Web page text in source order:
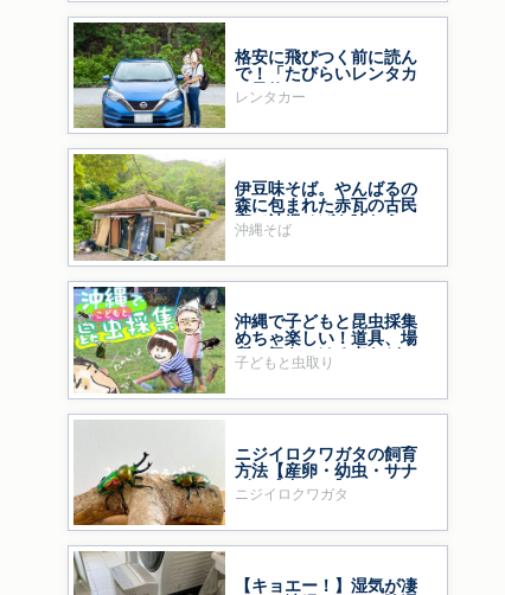
格安に飛びつく前に読ん
で！「たびらいレンタカ
ー予約」をおすすめする
ワケ
レンタカー
伊豆味そば。やんばるの
森に包まれた赤瓦の古民
家で沖縄そばを味わう
沖縄そば
沖縄で子どもと昆虫採集
めちゃ楽しい！道具、場
所、気をつける点など
子どもと虫取り
ニジイロクワガタの飼育
方法【産卵・幼虫・サナ
ギ・成虫まで】
ニジイロクワガタ
【キョエー！】湿気が凄